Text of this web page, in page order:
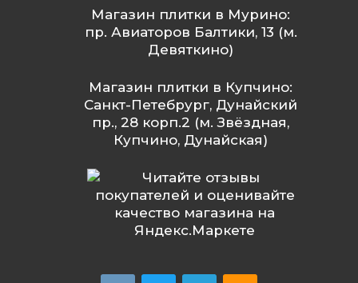
Магазин плитки в Мурино:
пр. Авиаторов Балтики, 13 (м.
Девяткино)
Магазин плитки в Купчино:
Санкт-Петебрург, Дунайский
пр., 28 корп.2 (м. Звёздная,
Купчино, Дунайская)